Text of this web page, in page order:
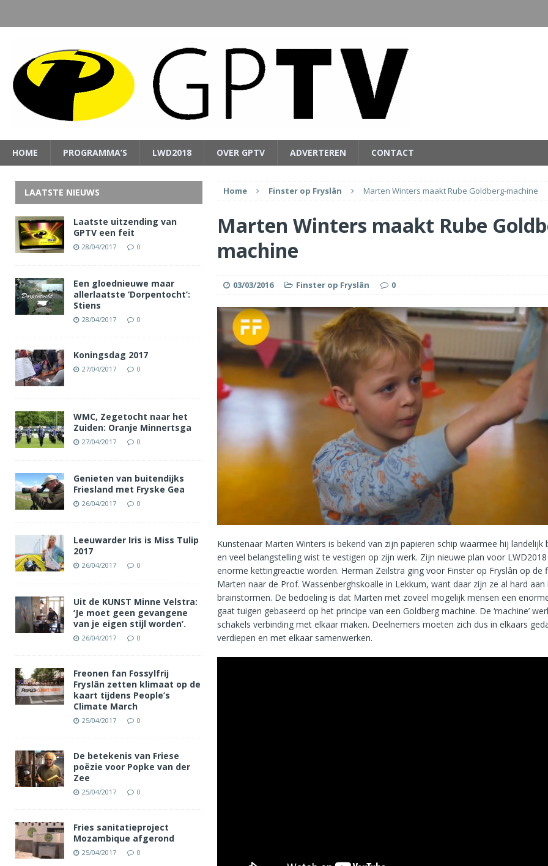
HOME PROGRAMMA’S LWD2018 OVER GPTV ADVERTEREN CONTACT
Home Finster op Fryslân Marten Winters maakt Rube Goldberg-machine
Marten Winters maakt Rube
machine
03/03/2016 Finster op Fryslân 0
Kunstenaar Marten Winters is bekend van zijn papieren schip waarmee hij landelijk
en veel belangstelling wist te vestigen op zijn werk. Zijn nieuwe plan voor
enorme kettingreactie worden. Herman Zeilstra ging voor Finster op Fryslân op de
Marten naar de Prof. Wassenberghskoalle in Lekkum, want daar zijn ze al hard aan
brainstormen. De bedoeling is dat Marten met zoveel mogelijk mensen een
gaat tuigen gebaseerd op het principe van een Goldberg machine. De ‘machine’
schakels verbinding met elkaar maken. Deelnemers moeten zich dus in elkaars
verdiepen en met elkaar samenwerken.
LAATSTE NIEUWS
Laatste uitzending van
GPTV een feit
28/04/2017 0
Een gloednieuwe maar
allerlaatste ‘Dorpentocht’:
Stiens
28/04/2017 0
Koningsdag 2017
27/04/2017 0
WMC, Zegetocht naar het
Zuiden: Oranje Minnertsga
27/04/2017 0
Genieten van buitendijks
Friesland met Fryske Gea
26/04/2017 0
Leeuwarder Iris is Miss Tulip
2017
26/04/2017 0
Uit de KUNST Minne Velstra:
‘Je moet geen gevangene
van je eigen stijl worden’.
26/04/2017 0
Freonen fan Fossylfrij
Fryslân zetten klimaat op de
kaart tijdens People’s
Climate March
25/04/2017 0
De betekenis van Friese
poëzie voor Popke van der
Zee
25/04/2017 0
Fries sanitatieproject
Mozambique afgerond
25/04/2017 0